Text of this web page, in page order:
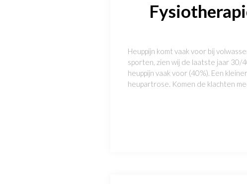
Heuppijn komt vaak voor bij
sporten, zien wij de laatste jaar 30/
heuppijn vaak voor (40%). Een
heupartrose. Komen de klachten